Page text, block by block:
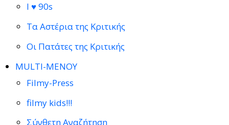
I ♥ 90s
Τα Αστέρια της Κριτικής
Οι Πατάτες της Κριτικής
MULTI-ΜΕΝΟΥ
Filmy-Press
filmy kids!!!
Σύνθετη Αναζήτηση